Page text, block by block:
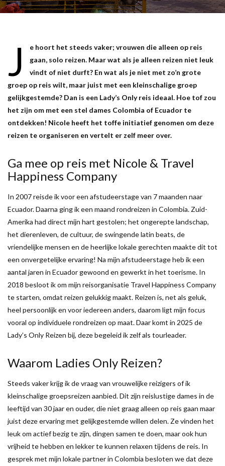
J
e hoort het steeds vaker; vrouwen die alleen op reis
gaan, solo reizen. Maar wat als je alleen reizen niet leuk
vindt of niet durft? En wat als je niet met zo’n grote
groep op reis wilt, maar juist met een kleinschalige groep
gelijkgestemde? Dan is een Lady’s Only reis ideaal. Hoe tof zou
het zijn om met een stel dames Colombia of Ecuador te
ontdekken! Nicole heeft het toffe initiatief genomen om deze
reizen te organiseren en vertelt er zelf meer over.
Ga mee op reis met Nicole & Travel
Happiness Company
In 2007 reisde ik voor een afstudeerstage van 7 maanden naar
Ecuador. Daarna ging ik een maand rondreizen in Colombia. Zuid-
Amerika had direct mijn hart gestolen; het ongerepte landschap,
het dierenleven, de cultuur, de swingende latin beats, de
vriendelijke mensen en de heerlijke lokale gerechten maakte dit tot
een onvergetelijke ervaring! Na mijn afstudeerstage heb ik een
aantal jaren in Ecuador gewoond en gewerkt in het toerisme. In
2018 besloot ik om mijn reisorganisatie Travel Happiness Company
te starten, omdat reizen gelukkig maakt. Reizen is, net als geluk,
heel persoonlijk en voor iedereen anders, daarom ligt mijn focus
vooral op individuele rondreizen op maat. Daar komt in 2025 de
Lady’s Only Reizen bij, deze begeleid ik zelf als tourleader.
Waarom Ladies Only Reizen?
Steeds vaker krijg ik de vraag van vrouwelijke reizigers of ik
kleinschalige groepsreizen aanbied. Dit zijn reislustige dames in de
leeftijd van 30 jaar en ouder, die niet graag alleen op reis gaan maar
juist deze ervaring met gelijkgestemde willen delen. Ze vinden het
leuk om actief bezig te zijn, dingen samen te doen, maar ook hun
vrijheid te hebben en lekker te kunnen relaxen tijdens de reis. In
gesprek met mijn lokale partner in Colombia besloten we dat deze